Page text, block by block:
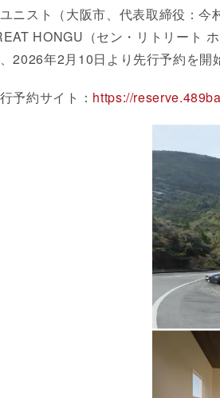
ニスト（大阪市、代表取締役：
HONGU（セン・リトリート
2026年2月10日より先行予約を開
予約サイト： https://